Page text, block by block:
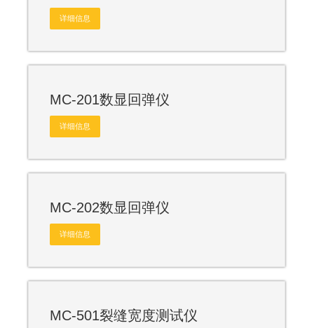
详细信息
MC-201数显回弹仪
详细信息
MC-202数显回弹仪
详细信息
MC-501裂缝宽度测试仪